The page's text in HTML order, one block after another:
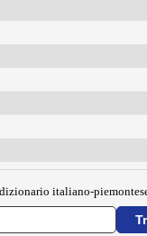
italiano-